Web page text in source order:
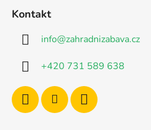
Kontakt
info@zahradnizabava.cz
+420 731 589 638